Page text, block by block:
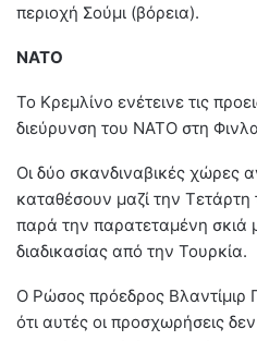
περιοχή Σούμι (βόρεια).
ΝΑΤΟ
Το Κρεμλίνο ενέτεινε τις
διεύρυνση του ΝΑΤΟ στη
Οι δύο σκανδιναβικές χώρες
καταθέσουν μαζί την Τετάρτη
παρά την παρατεταμένη σκιά
διαδικασίας από την Τουρκία.
Ο Ρώσος πρόεδρος Βλαντίμιρ
ότι αυτές οι προσχωρήσεις